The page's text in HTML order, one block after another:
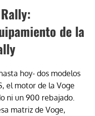
de la
hoy- dos modelos
el motor de la Voge
ni un 900 rebajado.
matriz de Voge,